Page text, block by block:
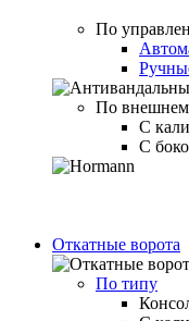
По
По
С
С
Откатные ворота
По типу